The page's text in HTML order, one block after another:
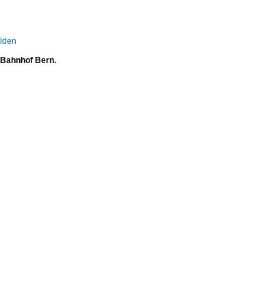
Bern.